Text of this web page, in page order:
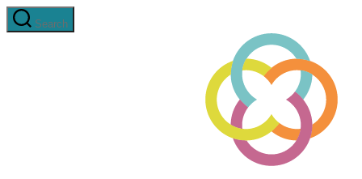
Aller
au
Search